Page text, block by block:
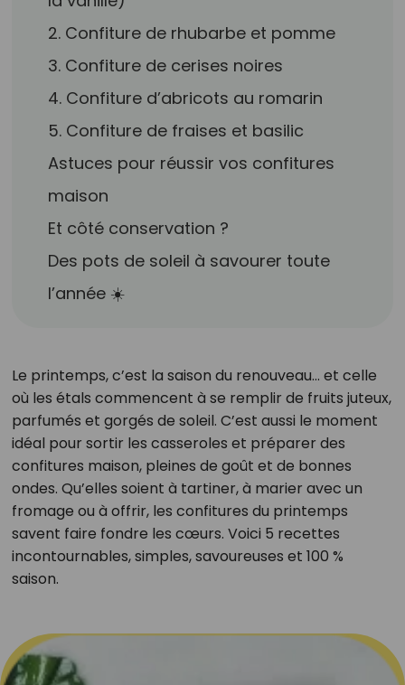
2. Confiture de rhubarbe et pomme
3. Confiture de cerises noires
4. Confiture d’abricots au romarin
5. Confiture de fraises et basilic
Astuces pour réussir vos confitures
maison
Et côté conservation ?
Des pots de soleil à savourer toute
l’année ☀️
Le printemps, c’est la saison du renouveau… et celle
où les étals commencent à se remplir de fruits juteux,
parfumés et gorgés de soleil. C’est aussi le moment
idéal pour sortir les casseroles et préparer des
confitures maison, pleines de goût et de bonnes
ondes. Qu’elles soient à tartiner, à marier avec un
fromage ou à offrir, les confitures du printemps
savent faire fondre les cœurs. Voici 5 recettes
incontournables, simples, savoureuses et 100 %
saison.